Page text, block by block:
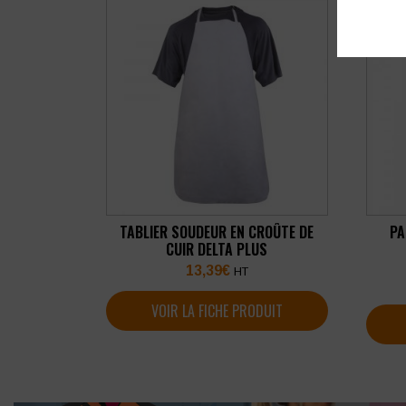
TABLIER SOUDEUR EN CROÛTE DE
CUIR DELTA PLUS
13,39€ HT
VOIR LA FICHE PRODUIT